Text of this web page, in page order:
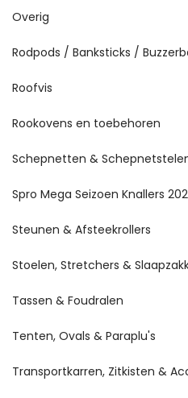
Overig
Rodpods / Banksticks /
Roofvis
Rookovens en toebehoren
Schepnetten &
Spro Mega Seizoen Knallers
Steunen & Afsteekrollers
Stoelen, Stretchers &
Tassen & Foudralen
Tenten, Ovals & Paraplu's
Transportkarren, Zitkisten &